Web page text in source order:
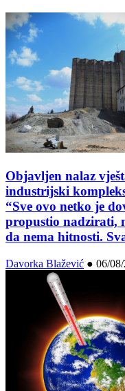
Objavljen nalaz
industrijski
“Sve ovo netko je
propustio nadzirati,
da nema hitnosti.
Davorka Blažević ● 06/